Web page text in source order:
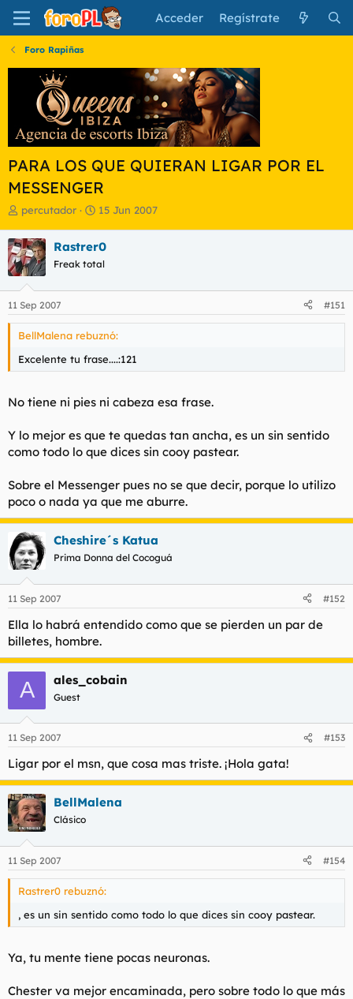
Acceder Regístrate
Foro Rapiñas
PARA LOS QUE QUIERAN LIGAR POR EL
MESSENGER
I
i
c
i
a
d
o
r
d
l
m
percutador
F
h
a
e
n
i
i
15 Jun 2007
Rastrer0
Freak total
11 Sep 2007 #151
BellMalena rebuznó:
Excelente tu frase....:121
No tiene ni pies ni cabeza esa frase.
Y lo mejor es que te quedas tan ancha, es un sin sentido
como todo lo que dices sin cooy pastear.
Sobre el Messenger pues no se que decir, porque lo utilizo
poco o nada ya que me aburre.
Cheshire´s Katua
Prima Donna del Cocoguá
11 Sep 2007 #152
Ella lo habrá entendido como que se pierden un par de
billetes, hombre.
A ales_cobain
Guest
11 Sep 2007 #153
Ligar por el msn, que cosa mas triste. ¡Hola gata!
BellMalena
Clásico
11 Sep 2007 #154
Rastrer0 rebuznó:
, es un sin sentido como todo lo que dices sin cooy pastear.
Ya, tu mente tiene pocas neuronas.
Chester va mejor encaminada, pero sobre todo lo que más